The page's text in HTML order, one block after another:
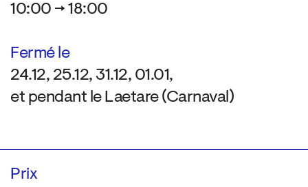
10:00 → 18:00
Fermé le
24.12, 25.12, 31.12, 01.01,
et pendant le Laetare (Carnaval)
Prix